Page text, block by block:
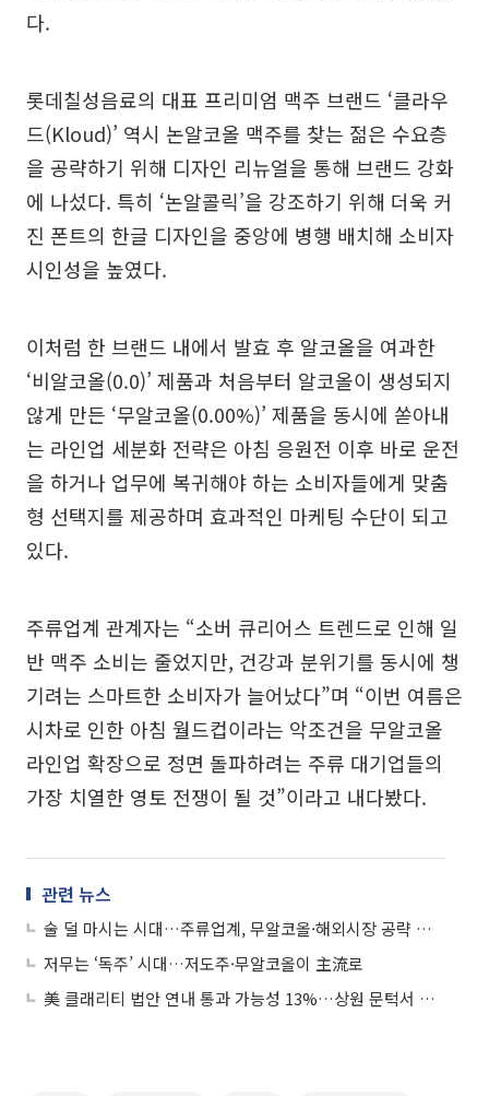
다.
롯데칠성음료의 대표 프리미엄 맥주 브랜드 ‘클라우
드(Kloud)’ 역시 논알코올 맥주를 찾는 젊은 수요층
을 공략하기 위해 디자인 리뉴얼을 통해 브랜드 강화
에 나섰다. 특히 ‘논알콜릭’을 강조하기 위해 더욱 커
진 폰트의 한글 디자인을 중앙에 병행 배치해 소비자
시인성을 높였다.
이처럼 한 브랜드 내에서 발효 후 알코올을 여과한
‘비알코올(0.0)’ 제품과 처음부터 알코올이 생성되지
않게 만든 ‘무알코올(0.00%)’ 제품을 동시에 쏟아내
는 라인업 세분화 전략은 아침 응원전 이후 바로 운전
을 하거나 업무에 복귀해야 하는 소비자들에게 맞춤
형 선택지를 제공하며 효과적인 마케팅 수단이 되고
있다.
주류업계 관계자는 “소버 큐리어스 트렌드로 인해 일
반 맥주 소비는 줄었지만, 건강과 분위기를 동시에 챙
기려는 스마트한 소비자가 늘어났다”며 “이번 여름은
시차로 인한 아침 월드컵이라는 악조건을 무알코올
라인업 확장으로 정면 돌파하려는 주류 대기업들의
가장 치열한 영토 전쟁이 될 것”이라고 내다봤다.
관련 뉴스
술 덜 마시는 시대…주류업계, 무알코올·해외시장 공략 속도
저무는 ‘독주’ 시대…저도주·무알코올이 主流로
美 클래리티 법안 연내 통과 가능성 13%…상원 문턱서 제동